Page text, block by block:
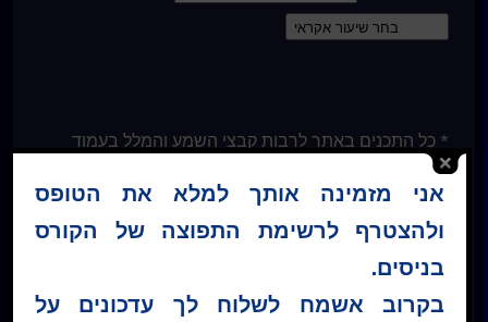
* כל התכנים באתר לרבות קבצי השמע והמלל בעמוד
השיעורים, מוגנים בזכויות יוצרים. אין לעשות בתכנים אלו
שימוש פרטי או מסחרי כלשהו. אין להפיץ, להעתיק או
לשכפל את הנ"ל ללא הסכמה בכתב מראש מ"קורס
בניסים – ישראל ®"
אני מזמינה אותך למלא את הטופס
ולהצטרף לרשימת התפוצה של הקורס
בניסים.
בקרוב אשמח לשלוח לך עדכונים על